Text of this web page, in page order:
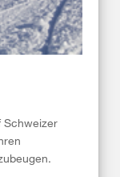
Schweizer